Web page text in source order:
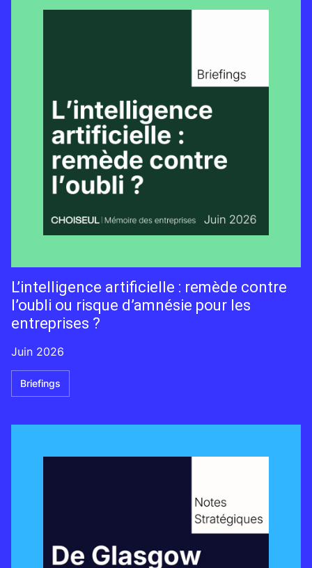
L’intelligence artificielle : remède contre
l’oubli ou risque d’amnésie pour les
entreprises ?
Juin 2026
Briefings